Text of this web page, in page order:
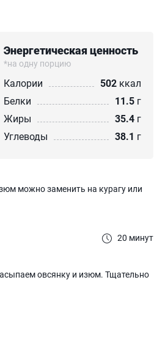
Энергетическая ценность
*на одну порцию
Калории 502 ккал
Белки
11.5 г
Жиры
35.4 г
Углеводы
38.1 г
можно заменить на курагу или
20 минут
овсянку и изюм. Тщательно